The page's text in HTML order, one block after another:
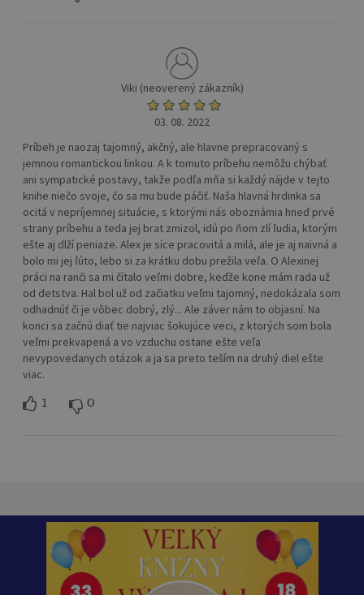
Viki (neoverený zákazník)
03. 08. 2022
Príbeh je naozaj tajomný, akčný, ale hlavne prepracovaný s
jemnou romantickou linkou. A k tomuto príbehu nemôžu chýbať
ani sympatické postavy, takže podľa mňa si každý nájde v tejto
knihe niečo svoje, čo sa mu bude páčiť. Naša hlavná hrdinka sa
ocitá v nepríjemnej situácie, s ktorými nás oboznámia hneď prvé
strany príbehu a teda jej brat zmizol, idú po ňom zlí ľudia, ktorým
ešte aj dlží peniaze. Alex je síce pracovitá a milá, ale je aj naivná a
bolo mi jej ľúto, lebo si za krátku dobu prežila veľa. O Alexinej
práci na ranči sa mi čítalo veľmi dobre, keďže kone mám rada už
od detstva. Hal bol už od začiatku veľmi tajomný, nedokázala som
odhadnúť či je vôbec dobrý, zlý... Ale záver nám to objasní. Na
konci sa začnú diať tie najviac šokujúce veci, z ktorých som bola
veľmi prekvapená a vo vzduchu ostane ešte veľa
nevypovedanych otázok a ja sa preto teším na druhý diel ešte
viac.
1 0